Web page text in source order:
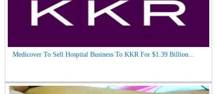
Medicover To Sell Hospital Business To KKR For $1.39 Billion...